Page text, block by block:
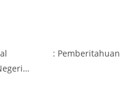
: Pemberitahuan